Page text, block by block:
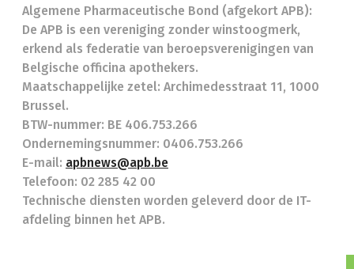
Algemene Pharmaceutische Bond (afgekort APB):
De APB is een vereniging zonder winstoogmerk,
erkend als federatie van beroepsverenigingen van
Belgische officina apothekers.
Maatschappelijke zetel: Archimedesstraat 11, 1000
Brussel.
BTW-nummer: BE 406.753.266
Ondernemingsnummer: 0406.753.266
E-mail: apbnews@apb.be
Telefoon: 02 285 42 00
Technische diensten worden geleverd door de IT-
afdeling binnen het APB.